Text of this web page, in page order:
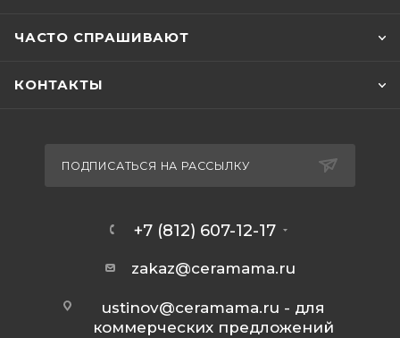
ЧАСТО СПРАШИВАЮТ
КОНТАКТЫ
ПОДПИСАТЬСЯ НА РАССЫЛКУ
+7 (812) 607-12-17
zakaz@ceramama.ru
ustinov@ceramama.ru - для
коммерческих предложений